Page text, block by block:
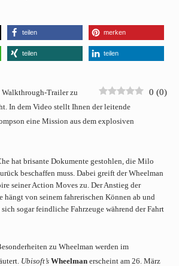
teilen merken
teilen teilen
0 (0)
Walkthrough-Trailer zu
In dem Video stellt Ihnen der leitende
eine Mission aus dem explosiven
hat brisante Dokumente gestohlen, die Milo
beschaffen muss. Dabei greift der Wheelman
seiner Action Moves zu. Der Anstieg der
hängt von seinem fahrerischen Können ab und
sogar feindliche Fahrzeuge während der Fahrt
zu Wheelman werden im
Ubisoft’s Wheelman erscheint am 26. März